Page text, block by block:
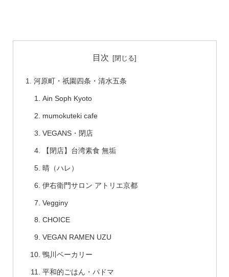
目次
河原町・祇園四条・清水五条
Ain Soph Kyoto
mumokuteki cafe
VEGANS・閉店
【閉店】台湾素食 無垢
晴（ハレ）
伊右衛門サロン アトリエ京都
Vegginy
CHOICE
VEGAN RAMEN UZU
鴨川ベーカリー
平和的ごはん・パドマ